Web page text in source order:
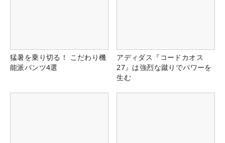
猛暑を乗り切る！ こだわり機
能派パンツ4選
アディダス『コードカオス
27』は強烈な蹴りでパワーを
生む